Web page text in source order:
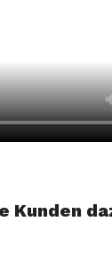
Kunden